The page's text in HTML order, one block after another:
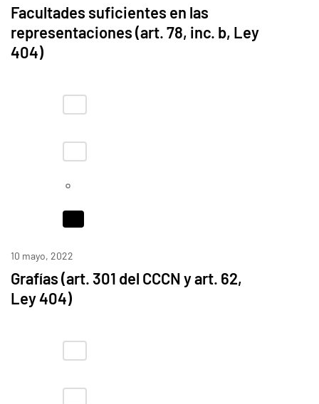
Facultades suficientes en las
representaciones (art. 78, inc. b, Ley
404)
10 mayo, 2022
Grafías (art. 301 del CCCN y art. 62,
Ley 404)